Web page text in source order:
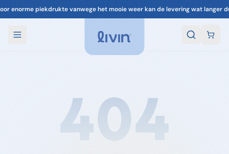
enorme piekdrukte vanwege het mooie weer kan de levering wat langer
404